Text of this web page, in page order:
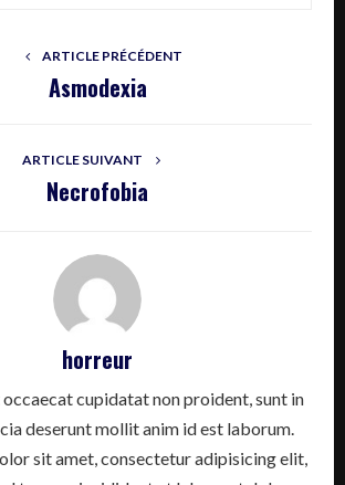
ARTICLE PRÉCÉDENT
Asmodexia
ARTICLE SUIVANT
Necrofobia
horreur
cupidatat non proident, sunt in
deserunt mollit anim id est laborum.
sit amet, consectetur adipisicing elit,